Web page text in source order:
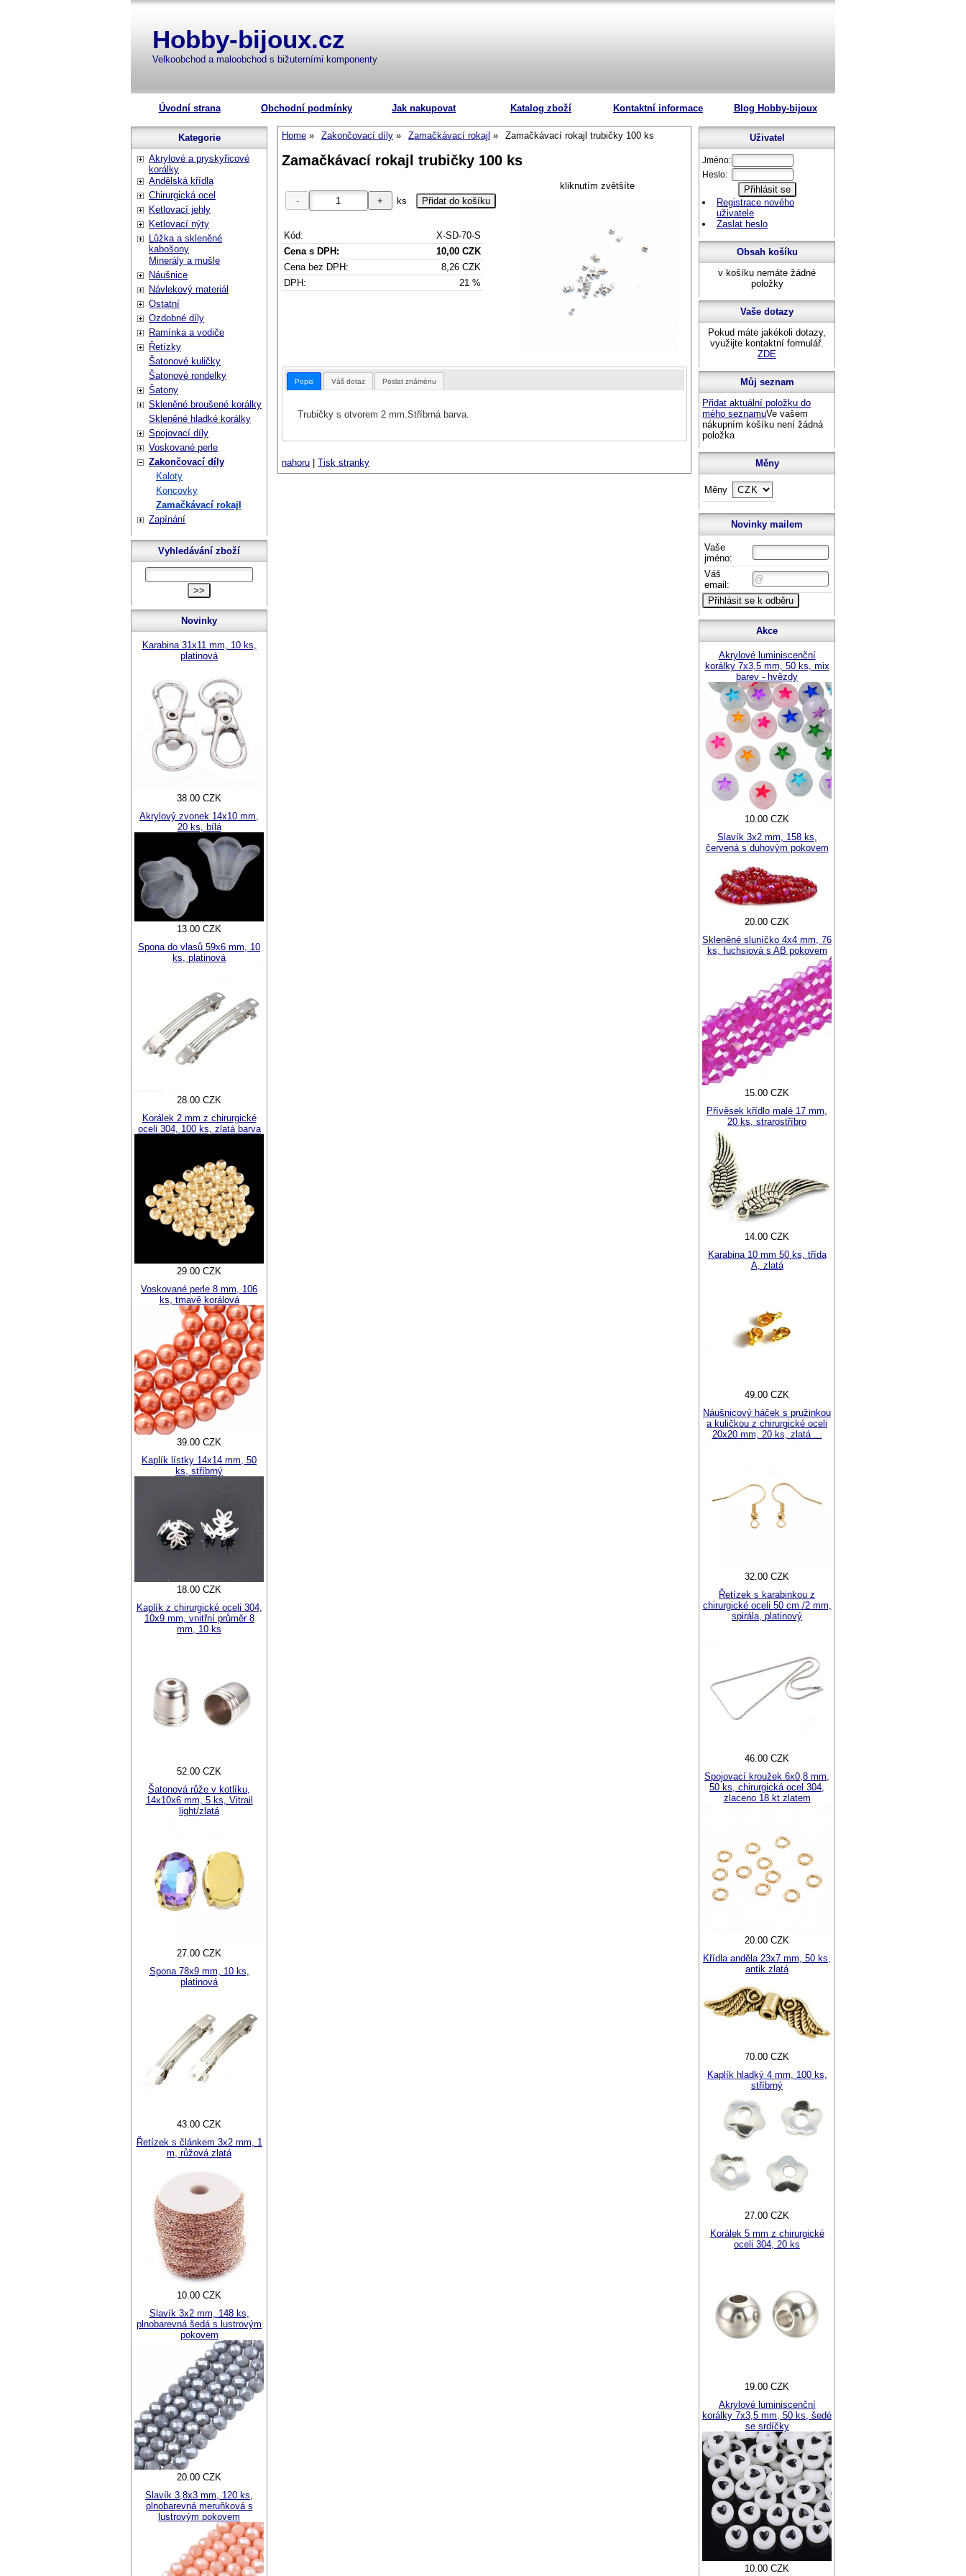
Hobby-bijoux.cz
Velkoobchod a maloobchod s bižuterními komponenty
Úvodní strana Obchodní podmínky Jak nakupovat Katalog zboží Kontaktní informace Blog Hobby-bijoux
Home Zakončovací díly Zamačkávací rokajl Zamačkávací rokajl trubičky 100 ks
Zamačkávací rokajl trubičky 100 ks
kliknutím zvětšíte
ks
Kód:
X-SD-70-S
Cena s DPH:
10,00 CZK
Cena bez DPH:
8,26 CZK
DPH:
21 %
Popis Váš dotaz Poslat známénu
Trubičky s otvorem 2 mm.Stříbrná barva.
nahoru Tisk stranky
Kategorie
Akrylové a pryskyřicové
korálky
Andělská křídla
Chirurgická ocel
Ketlovací jehly
Ketlovací nýty
Lůžka a skleněné
kabošony
Minerály a mušle
Náušnice
Návlekový materiál
Ostatní
Ozdobné díly
Ramínka a vodiče
Řetízky
Šatonové kuličky
Šatonové rondelky
Šatony
Skleněné broušené korálky
Skleněné hladké korálky
Spojovací díly
Voskované perle
Zakončovací díly
Kaloty
Koncovky
Zamačkávací rokajl
Zapínání
Vyhledávání zboží
Novinky
Karabina 31x11 mm, 10 ks,
platinová
38.00 CZK
Akrylový zvonek 14x10 mm,
20 ks, bílá
13.00 CZK
Spona do vlasů 59x6 mm, 10
ks, platinová
28.00 CZK
Korálek 2 mm z chirurgické
oceli 304, 100 ks, zlatá barva
29.00 CZK
Voskované perle 8 mm, 106
ks, tmavě korálová
39.00 CZK
Kaplík lístky 14x14 mm, 50
ks, stříbrný
18.00 CZK
Kaplík z chirurgické oceli 304,
10x9 mm, vnitřní průměr 8
mm, 10 ks
52.00 CZK
Šatonová růže v kotlíku,
14x10x6 mm, 5 ks, Vitrail
light/zlatá
27.00 CZK
Spona 78x9 mm, 10 ks,
platinová
43.00 CZK
Řetízek s článkem 3x2 mm, 1
m, růžová zlatá
10.00 CZK
Slavík 3x2 mm, 148 ks,
plnobarevná šedá s lustrovým
pokovem
20.00 CZK
Slavík 3,8x3 mm, 120 ks,
plnobarevná meruňková s
lustrovým pokovem
Uživatel
Jméno:
Heslo:
Registrace nového
uživatele
Zaslat heslo
Obsah košíku
v košíku nemáte žádné
položky
Vaše dotazy
Pokud máte jakékoli dotazy,
využijte kontaktní formulář.
ZDE
Můj seznam
Přidat aktuální položku do
mého seznamuVe vašem
nákupním košíku není žádná
položka
Měny
Měny
Novinky mailem
Vaše
jméno:
Váš
email:
Akce
Akrylové luminiscenční
korálky 7x3,5 mm, 50 ks, mix
barev - hvězdy
10.00 CZK
Slavík 3x2 mm, 158 ks,
červená s duhovým pokovem
20.00 CZK
Skleněné sluníčko 4x4 mm, 76
ks, fuchsiová s AB pokovem
15.00 CZK
Přívěsek křídlo malé 17 mm,
20 ks, strarostříbro
14.00 CZK
Karabina 10 mm 50 ks, třída
A, zlatá
49.00 CZK
Náušnicový háček s pružinkou
a kuličkou z chirurgické oceli
20x20 mm, 20 ks, zlatá ...
32.00 CZK
Řetízek s karabinkou z
chirurgické oceli 50 cm /2 mm,
spirála, platinový
46.00 CZK
Spojovací kroužek 6x0,8 mm,
50 ks, chirurgická ocel 304,
zlaceno 18 kt zlatem
20.00 CZK
Křídla anděla 23x7 mm, 50 ks,
antik zlatá
70.00 CZK
Kaplík hladký 4 mm, 100 ks,
stříbrný
27.00 CZK
Korálek 5 mm z chirurgické
oceli 304, 20 ks
19.00 CZK
Akrylové luminiscenční
korálky 7x3,5 mm, 50 ks, šedé
se srdíčky
10.00 CZK